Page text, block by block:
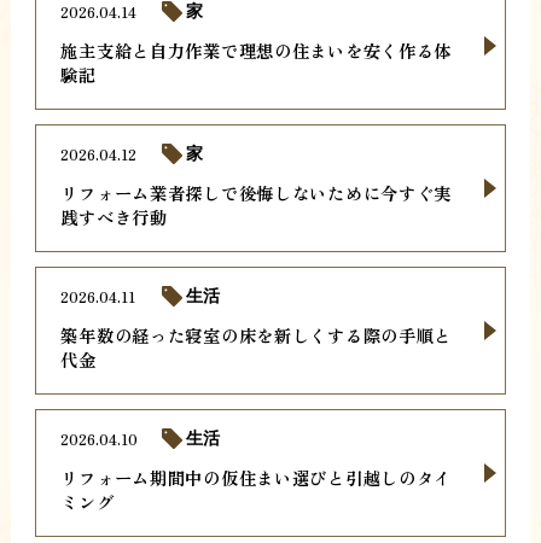
施主支給と自力作業で理想の住まいを安く作る体
験記
2026.04.14 家
リフォーム業者探しで後悔しないために今すぐ実
践すべき行動
2026.04.12 家
築年数の経った寝室の床を新しくする際の手順と
代金
2026.04.11 生活
リフォーム期間中の仮住まい選びと引越しのタイ
ミング
2026.04.10 生活